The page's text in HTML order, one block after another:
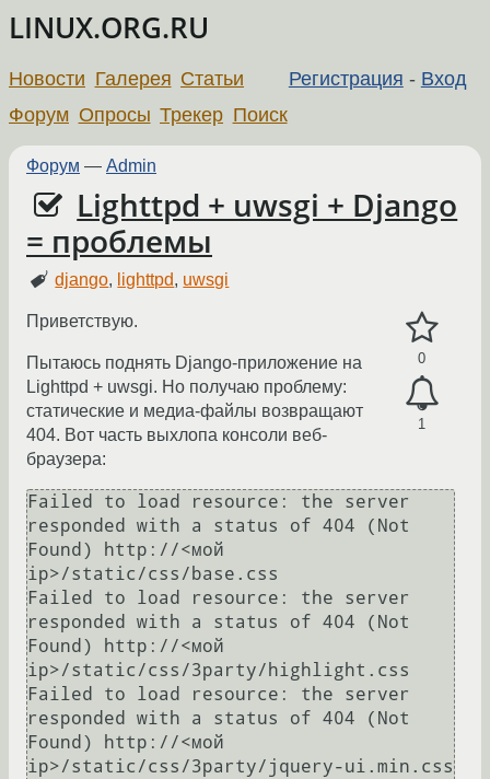
LINUX.ORG.RU
Регистрация - Вход
Новости Галерея Статьи
Форум Опросы Трекер Поиск
Форум — Admin
Lighttpd + uwsgi + Django
= проблемы
django, lighttpd, uwsgi
0
1
Приветствую.
Пытаюсь поднять Django-приложение на
Lighttpd + uwsgi. Но получаю проблему:
статические и медиа-файлы возвращают
404. Вот часть выхлопа консоли веб-
браузера:
Failed to load resource: the server
responded with a status of 404 (Not
Found) http://<мой
ip>/static/css/base.css
Failed to load resource: the server
responded with a status of 404 (Not
Found) http://<мой
ip>/static/css/3party/highlight.css
Failed to load resource: the server
responded with a status of 404 (Not
Found) http://<мой
ip>/static/css/3party/jquery-ui.min.css